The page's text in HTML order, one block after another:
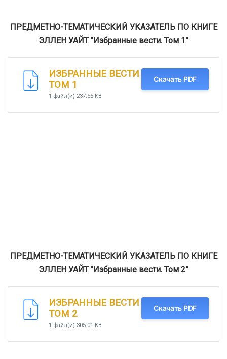
ПРЕДМЕТНО-ТЕМАТИЧЕСКИЙ УКАЗАТЕЛЬ ПО КНИГЕ
ЭЛЛЕН УАЙТ “Избранные вести. Том 1”
ИЗБРАННЫЕ ВЕСТИ
ТОМ 1
1 файл(и) 237.55 KB
Скачать PDF
ПРЕДМЕТНО-ТЕМАТИЧЕСКИЙ УКАЗАТЕЛЬ ПО КНИГЕ
ЭЛЛЕН УАЙТ “Избранные вести. Том 2”
ИЗБРАННЫЕ ВЕСТИ
ТОМ 2
1 файл(и) 305.01 KB
Скачать PDF